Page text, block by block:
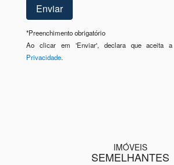
*Preenchimento obrigatório
Ao clicar em 'Enviar', declara que aceita
Privacidade.
IMÓVEIS
SEMELHANTES